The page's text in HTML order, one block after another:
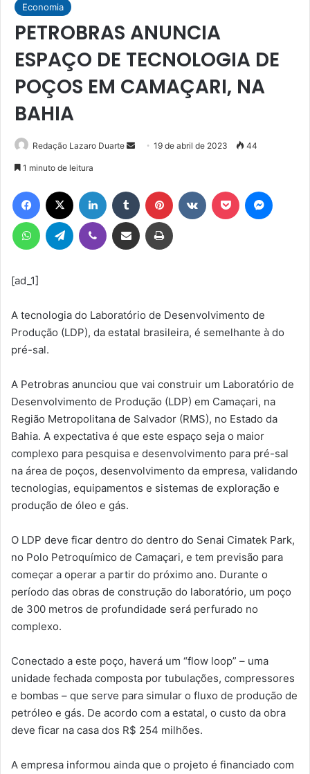
Economia
PETROBRAS ANUNCIA
ESPAÇO DE TECNOLOGIA DE
POÇOS EM CAMAÇARI, NA
BAHIA
Redação Lazaro Duarte
Mande
mail
19 de abril de 2023 44
1 minuto de leitura
Facebook Linkedin Tumblr Pinterest Pocket
WhatsAppTelegram Viber Compartilhar via e-mail Imprimir
[ad_1]
A tecnologia do Laboratório de Desenvolvimento de
Produção (LDP), da estatal brasileira, é semelhante à do
pré-sal.
A Petrobras anunciou que vai construir um Laboratório de
Desenvolvimento de Produção (LDP) em Camaçari, na
Região Metropolitana de Salvador (RMS), no Estado da
Bahia. A expectativa é que este espaço seja o maior
complexo para pesquisa e desenvolvimento para pré-sal
na área de poços, desenvolvimento da empresa, validando
tecnologias, equipamentos e sistemas de exploração e
produção de óleo e gás.
O LDP deve ficar dentro do dentro do Senai Cimatek Park,
no Polo Petroquímico de Camaçari, e tem previsão para
começar a operar a partir do próximo ano. Durante o
período das obras de construção do laboratório, um poço
de 300 metros de profundidade será perfurado no
complexo.
Conectado a este poço, haverá um “flow loop” – uma
unidade fechada composta por tubulações, compressores
e bombas – que serve para simular o fluxo de produção de
petróleo e gás. De acordo com a estatal, o custo da obra
deve ficar na casa dos R$ 254 milhões.
A empresa informou ainda que o projeto é financiado com